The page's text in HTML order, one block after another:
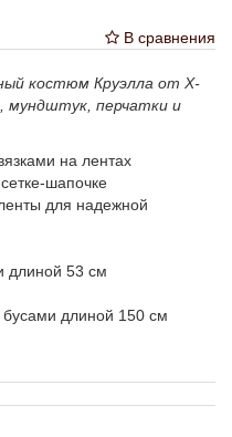
В сравнения
костюм Круэлла от X-
мундштук, перчатки и
на лентах
шапочке
для надежной
длиной 53 см
длиной 150 см